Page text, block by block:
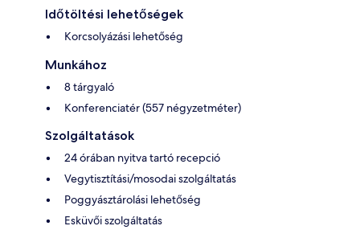
Időtöltési lehetőségek
Korcsolyázási lehetőség
Munkához
8 tárgyaló
Konferenciatér (557 négyzetméter)
Szolgáltatások
24 órában nyitva tartó recepció
Vegytisztítási/mosodai szolgáltatás
Poggyásztárolási lehetőség
Esküvői szolgáltatás